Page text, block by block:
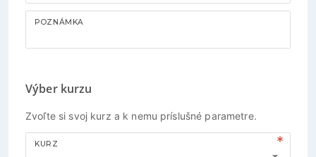
POZNÁMKA
Výber kurzu
Zvoľte si svoj kurz a k nemu príslušné parametre.
KURZ